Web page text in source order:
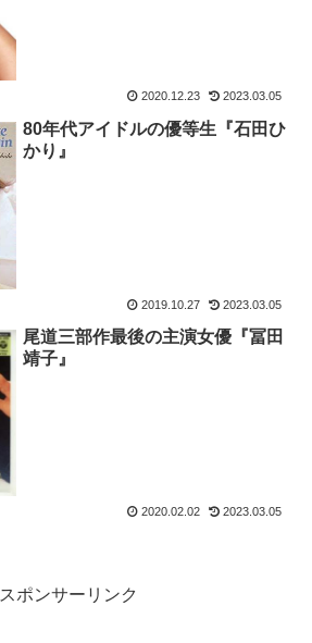
2020.12.23 2023.03.05
80年代アイドルの優等生『石田ひ
かり』
2019.10.27 2023.03.05
尾道三部作最後の主演女優『冨田
靖子』
2020.02.02 2023.03.05
スポンサーリンク